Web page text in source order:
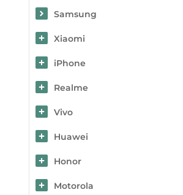
Samsung
Xiaomi
iPhone
Realme
Vivo
Huawei
Honor
Motorola